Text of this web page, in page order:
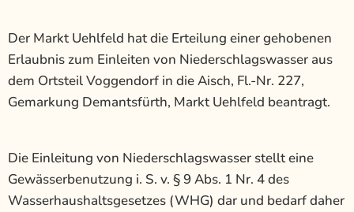
Der Markt Uehlfeld hat die Erteilung einer gehobenen
Erlaubnis zum Einleiten von Niederschlagswasser aus
dem Ortsteil Voggendorf in die Aisch, Fl.-Nr. 227,
Gemarkung Demantsfürth, Markt Uehlfeld beantragt.
Die Einleitung von Niederschlagswasser stellt eine
Gewässerbenutzung i. S. v. § 9 Abs. 1 Nr. 4 des
Wasserhaushaltsgesetzes (WHG) dar und bedarf daher